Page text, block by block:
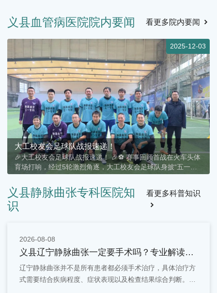
义县血管病医院院内要闻 看更多院内要闻
2025-12-03
大工校友会足球队战报速递！
🎉大工校友会足球队战报速递！ 🎉⚽ 赛事回顾首战在火车头体
育场打响，经过5轮激烈角逐，大工校友会足球队身披“五一静
脉曲张专科”战袍，以4胜1平的傲人战绩，稳居A组第二！🏆 战
绩一览• ✅ 胜 × 4• ⚖️ 平 × 1• ❌ 负 ×
义县静脉曲张专科医院知
识
看更多科普知识
2026-08-08
义县辽宁静脉曲张一定要手术吗？专业解读治
疗方式！
辽宁静脉曲张并不是所有患者都必须手术治疗，具体治疗方
式需要结合疾病程度、症状表现以及检查结果综合判断。早